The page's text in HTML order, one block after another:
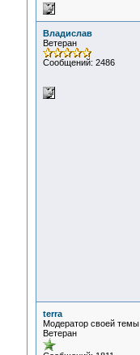
Владислав
Ветеран
Сообщений: 2486
terra
Модератор своей темы
Ветеран